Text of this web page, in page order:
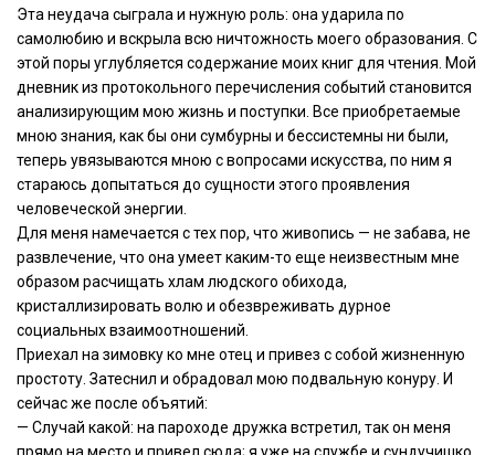
Эта неудача сыграла и нужную роль: она ударила по
самолюбию и вскрыла всю ничтожность моего образования. С
этой поры углубляется содержание моих книг для чтения. Мой
дневник из протокольного перечисления событий становится
анализирующим мою жизнь и поступки. Все приобретаемые
мною знания, как бы они сумбурны и бессистемны ни были,
теперь увязываются мною с вопросами искусства, по ним я
стараюсь допытаться до сущности этого проявления
человеческой энергии.
Для меня намечается с тех пор, что живопись — не забава, не
развлечение, что она умеет каким-то еще неизвестным мне
образом расчищать хлам людского обихода,
кристаллизировать волю и обезвреживать дурное
социальных взаимоотношений.
Приехал на зимовку ко мне отец и привез с собой жизненную
простоту. Затеснил и обрадовал мою подвальную конуру. И
сейчас же после объятий:
— Случай какой: на пароходе дружка встретил, так он меня
прямо на место и привел сюда; я уже на службе и сундучишко